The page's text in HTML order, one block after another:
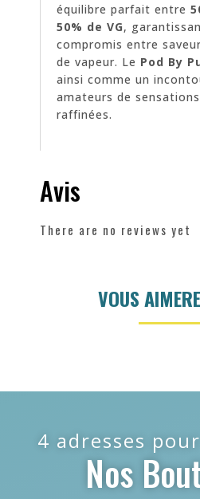
équilibre parfait entre
50% de VG,
compromis entre
de vapeur. Le Pod By
ainsi comme un
amateurs de
raffinées.
Avis
There are no reviews yet
VOUS
4 adresses
Nos